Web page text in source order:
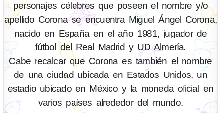
personajes célebres que poseen el nombre y/o
apellido Corona se encuentra Miguel Ángel Corona,
nacido en España en el año 1981, jugador de
fútbol del Real Madrid y UD Almería.
Cabe recalcar que Corona es también el nombre
de una ciudad ubicada en Estados Unidos, un
estadio ubicado en México y la moneda oficial en
varios países alrededor del mundo.